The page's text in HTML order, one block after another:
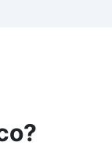
la
per una
per